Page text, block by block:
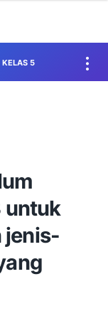
KELAS 5
untuk
jenis-